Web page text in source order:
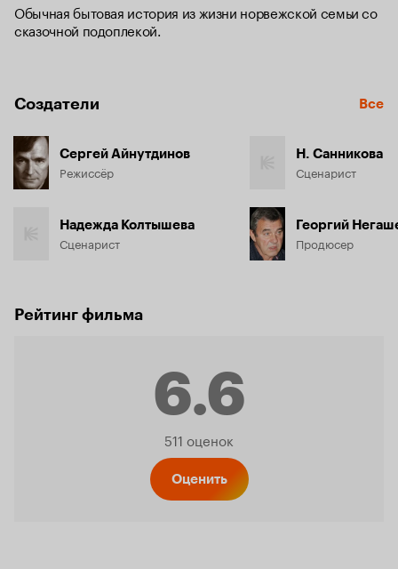
Обычная бытовая история из жизни норвежской семьи со
сказочной подоплекой.
Создатели Все
Сергей Айнутдинов
Режиссёр
Надежда Колтышева
Сценарист
Н. Санникова
Сценарист
Георгий
Продюсер
Рейтинг фильма
6.6
Рейтинг
511 оценок
Оценить